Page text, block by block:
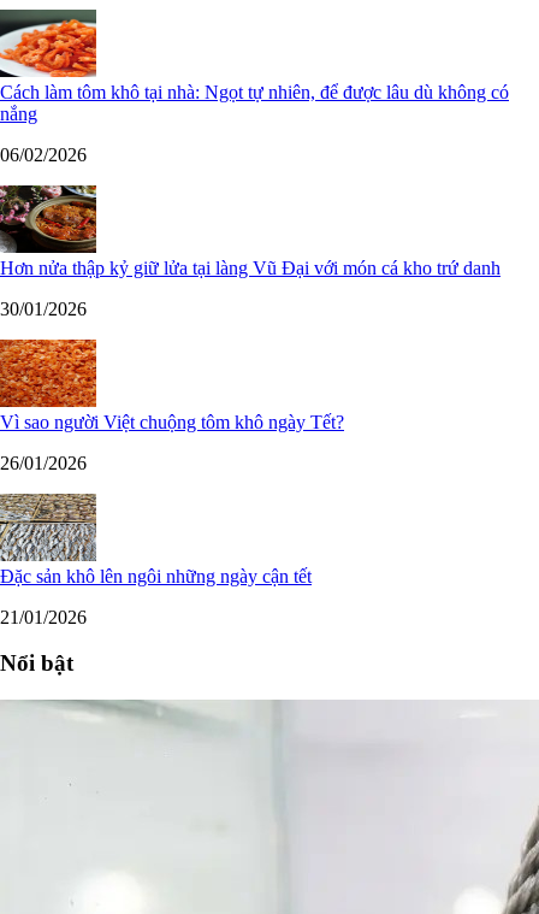
Cách làm tôm khô tại nhà: Ngọt tự nhiên, để được lâu dù không có
nắng
06/02/2026
Hơn nửa thập kỷ giữ lửa tại làng Vũ Đại với món cá kho trứ danh
30/01/2026
Vì sao người Việt chuộng tôm khô ngày Tết?
26/01/2026
Đặc sản khô lên ngôi những ngày cận tết
21/01/2026
Nổi bật